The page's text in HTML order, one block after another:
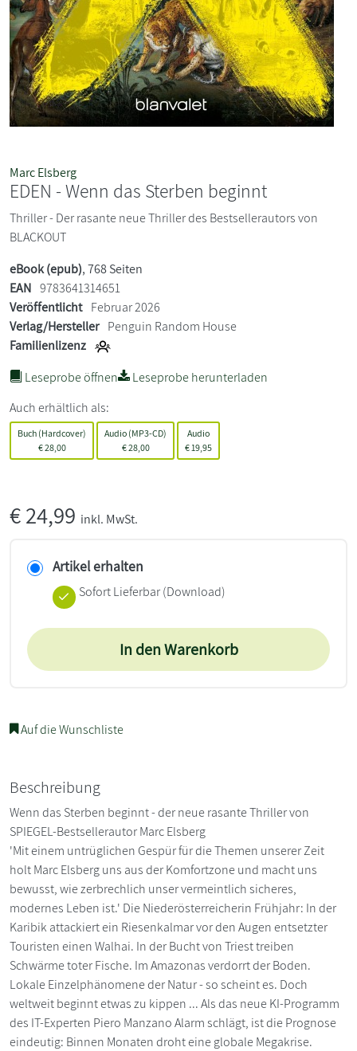
Marc Elsberg
EDEN - Wenn das Sterben beginnt
Thriller - Der rasante neue Thriller des Bestsellerautors von
BLACKOUT
eBook (epub), 768 Seiten
EAN 9783641314651
Veröffentlicht Februar 2026
Verlag/Hersteller Penguin Random House
Familienlizenz
Leseprobe öffnen
Leseprobe herunterladen
Auch erhältlich als:
Buch (Hardcover)
€28,00
Audio (MP3-CD)
€28,00
Audio
€ 19,95
€24,99 inkl. MwSt.
Artikel erhalten
Sofort Lieferbar (Download)
In den Warenkorb
Auf die Wunschliste
Beschreibung
Wenn das Sterben beginnt - der neue rasante Thriller von
SPIEGEL-Bestsellerautor Marc Elsberg
'Mit einem untrüglichen Gespür für die Themen unserer Zeit
holt Marc Elsberg uns aus der Komfortzone und macht uns
bewusst, wie zerbrechlich unser vermeintlich sicheres,
modernes Leben ist.' Die Niederösterreicherin Frühjahr: In der
Karibik attackiert ein Riesenkalmar vor den Augen entsetzter
Touristen einen Walhai. In der Bucht von Triest treiben
Schwärme toter Fische. Im Amazonas verdorrt der Boden.
Lokale Einzelphänomene der Natur - so scheint es. Doch
weltweit beginnt etwas zu kippen ... Als das neue KI-Programm
des IT-Experten Piero Manzano Alarm schlägt, ist die Prognose
eindeutig: Binnen Monaten droht eine globale Megakrise.